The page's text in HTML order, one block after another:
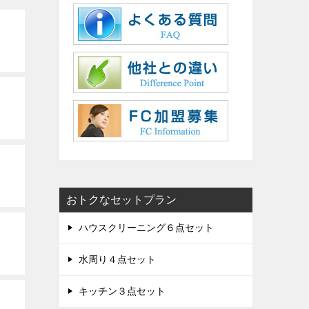
おトクなセットプラン
ハウスクリーニング６点セット
水周り４点セット
キッチン３点セット